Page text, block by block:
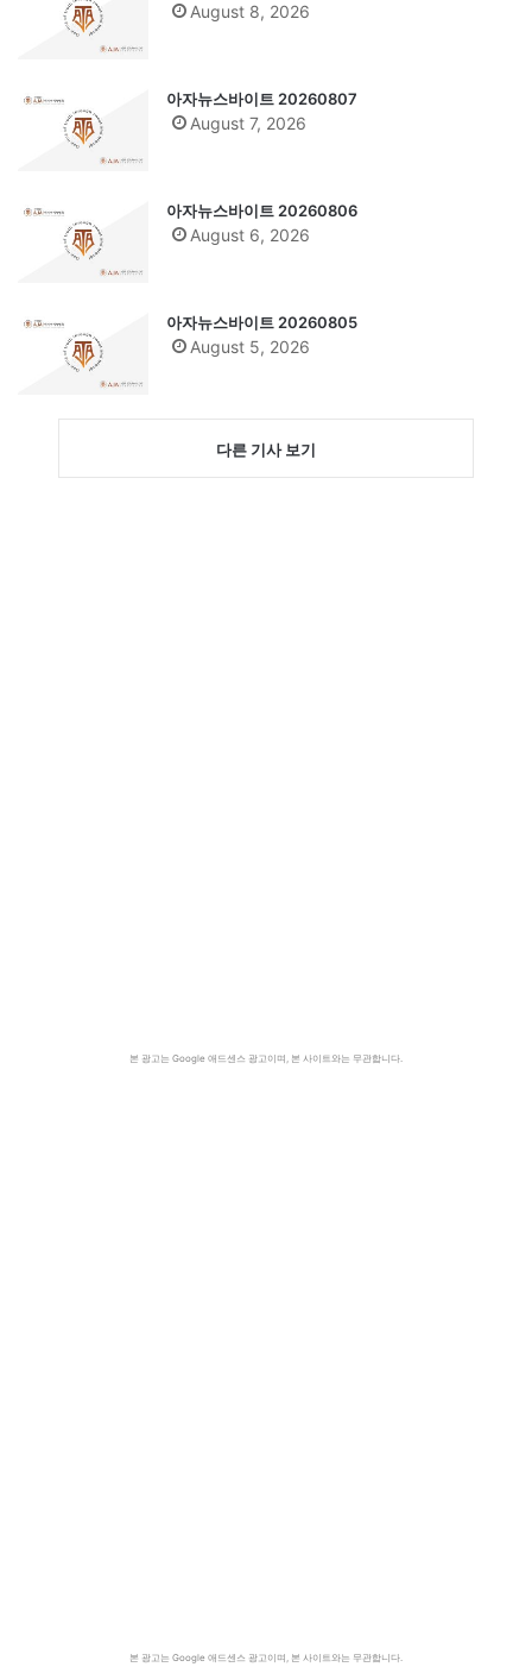
August 8, 2026
아자뉴스바이트 20260807
August 7, 2026
아자뉴스바이트 20260806
August 6, 2026
아자뉴스바이트 20260805
August 5, 2026
다른 기사 보기
본 광고는 Google 애드센스 광고이며, 본 사이트와는 무관합니다.
본 광고는 Google 애드센스 광고이며, 본 사이트와는 무관합니다.